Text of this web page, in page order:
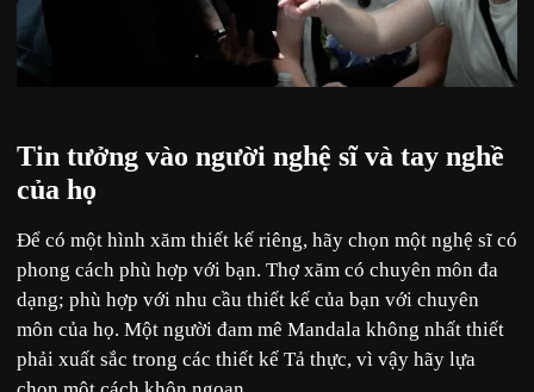
Tin tưởng vào người nghệ sĩ và tay nghề
của họ
Để có một hình xăm thiết kế riêng, hãy chọn một nghệ sĩ có
phong cách phù hợp với bạn. Thợ xăm có chuyên môn đa
dạng; phù hợp với nhu cầu thiết kế của bạn với chuyên
môn của họ. Một người đam mê Mandala không nhất thiết
phải xuất sắc trong các thiết kế Tả thực, vì vậy hãy lựa